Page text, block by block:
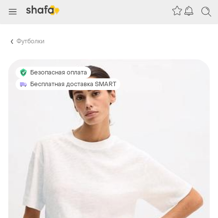
Футболки
Безопасная оплата
Бесплатная доставка SMART